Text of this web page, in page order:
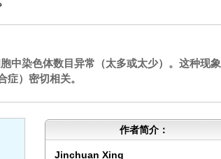
中染色体数目异常（太多或太少）。这种现象
）密切相关。
作者简介：
Jinchuan Xing